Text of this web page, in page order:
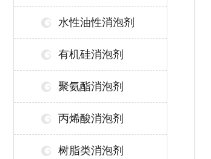
水性油性消泡剂
有机硅消泡剂
聚氨酯消泡剂
丙烯酸消泡剂
树脂类消泡剂